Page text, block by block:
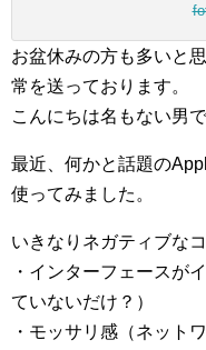
お盆休みの方も多いと
常を送っております。
こんにちは名もない男で
最近、何かと話題の
使ってみました。
いきなりネガティブな
・インターフェースが
ていないだけ？）
・モッサリ感（ネット